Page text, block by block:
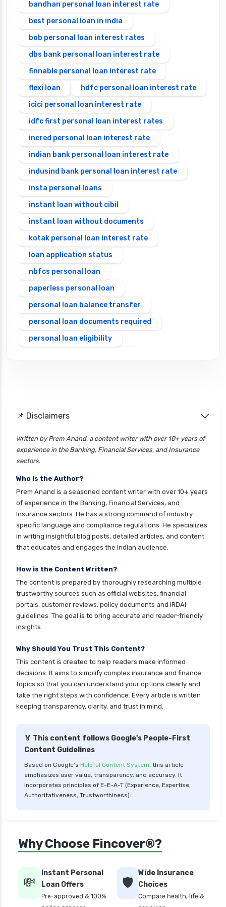
bandhan personal loan interest rate
best personal loan in india
bob personal loan interest rates
dbs bank personal loan interest rate
finnable personal loan interest rate
flexi loan
hdfc personal loan interest rate
icici personal loan interest rate
idfc first personal loan interest rates
incred personal loan interest rate
indian bank personal loan interest rate
indusind bank personal loan interest rate
insta personal loans
instant loan without cibil
instant loan without documents
kotak personal loan interest rate
loan application status
nbfcs personal loan
paperless personal loan
personal loan balance transfer
personal loan documents required
personal loan eligibility
personal loan eligibility hdfc
personal loan eligibility idfc
personal loan eligibility incred
personal loan eligibility indusind bank
personal loan eligibility kotak
personal loan eligibility shriram
personal loan eligibility tata capital
personal loan eligibility yes bank
personal loan for ca
personal loan for defence personnel
personal loan for home renovation
personal loan for it professionals
personal loan for marriage
personal loan for nri
personal loan for salaried individuals
personal loan for self employed
personal loan in 10 minutes
personal loan in andhra pradesh
personal loan in coimbatore
personal loan in delhi
personal loan in hyderabad
personal loan in karnataka
📌 Disclaimers
Written by Prem Anand, a content writer with over 10+ years of
experience in the Banking, Financial Services, and Insurance
sectors.
Who is the Author?
Prem Anand is a seasoned content writer with over 10+ years
of experience in the Banking, Financial Services, and
Insurance sectors. He has a strong command of industry-
specific language and compliance regulations. He specializes
in writing insightful blog posts, detailed articles, and content
that educates and engages the Indian audience.
How is the Content Written?
The content is prepared by thoroughly researching multiple
trustworthy sources such as official websites, financial
portals, customer reviews, policy documents and IRDAI
guidelines. The goal is to bring accurate and reader-friendly
insights.
Why Should You Trust This Content?
This content is created to help readers make informed
decisions. It aims to simplify complex insurance and finance
topics so that you can understand your options clearly and
take the right steps with confidence. Every article is written
keeping transparency, clarity, and trust in mind.
🏅 This content follows Google's People-First
Content Guidelines
Based on Google's Helpful Content System, this article
emphasizes user value, transparency, and accuracy. It
incorporates principles of E-E-A-T (Experience, Expertise,
Authoritativeness, Trustworthiness).
Why Choose Fincover®?
💸
Instant Personal
Loan Offers
Pre-approved & 100%
🛡️
Wide Insurance
Choices
Compare health, life &